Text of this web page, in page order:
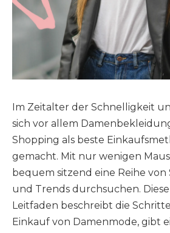
Im Zeitalter der Schnelligkeit
sich vor allem
Shopping als beste
gemacht. Mit nur wenigen
bequem sitzend eine Reihe von
und Trends durchsuchen.
Leitfaden beschreibt die
Einkauf von Damenmode, gibt